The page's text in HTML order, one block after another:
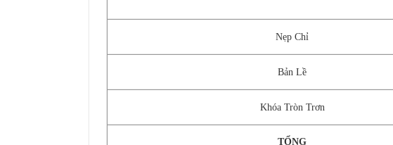
Nẹp Chỉ
Bản Lề
Khóa Tròn Trơn
TỔNG